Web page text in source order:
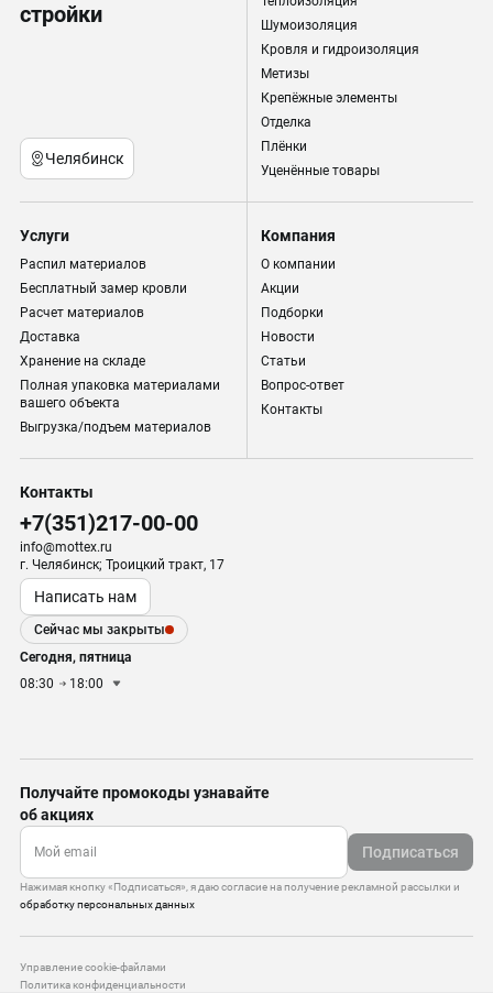
стройки
Челябинск
Шумоизоляция
Кровля и гидроизоляция
Метизы
Крепёжные элементы
Отделка
Плёнки
Уценённые товары
Услуги
Распил материалов
Бесплатный замер кровли
Расчет материалов
Доставка
Хранение на складе
Полная упаковка материалами
вашего объекта
Выгрузка/подъем материалов
Компания
О компании
Акции
Подборки
Новости
Статьи
Вопрос-ответ
Контакты
Контакты
+7(351)217-00-00
info@mottex.ru
г. Челябинск; Троицкий тракт, 17
Написать нам
Сейчас мы закрыты
Сегодня, пятница
08:30
18:00
Получайте промокоды узнавайте
об акциях
Подписаться
Нажимая кнопку «Подписаться», я даю согласие на получение рекламной рассылки и
обработку персональных данных
Управление cookie-файлами
Политика конфиденциальности